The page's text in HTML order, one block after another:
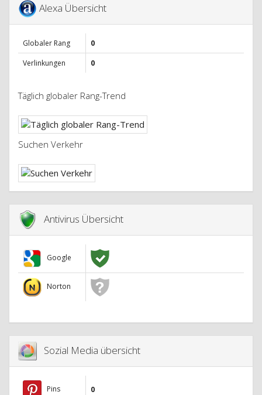
Alexa Übersicht
Globaler Rang
0
Verlinkungen
0
Täglich globaler Rang-Trend
Suchen Verkehr
Antivirus Übersicht
Google
Norton
Sozial Media übersicht
Pins 0